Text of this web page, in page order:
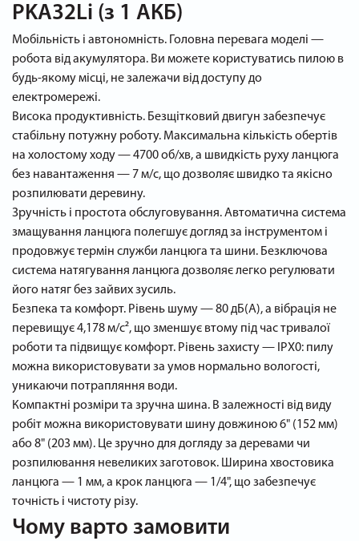
PKA32Li (з 1 АКБ)
Мобільність і автономність. Головна перевага моделі —
робота від акумулятора. Ви можете користуватись пилою в
будь-якому місці, не залежачи від доступу до
електромережі.
Висока продуктивність. Безщітковий двигун забезпечує
стабільну потужну роботу. Максимальна кількість обертів
на холостому ходу — 4700 об/хв, а швидкість руху ланцюга
без навантаження — 7 м/с, що дозволяє швидко та якісно
розпилювати деревину.
Зручність і простота обслуговування. Автоматична система
змащування ланцюга полегшує догляд за інструментом і
продовжує термін служби ланцюга та шини. Безключова
система натягування ланцюга дозволяє легко регулювати
його натяг без зайвих зусиль.
Безпека та комфорт. Рівень шуму — 80 дБ(А), а вібрація не
перевищує 4,178 м/с², що зменшує втому під час тривалої
роботи та підвищує комфорт. Рівень захисту — IPX0: пилу
можна використовувати за умов нормально вологості,
уникаючи потрапляння води.
Компактні розміри та зручна шина. В залежності від виду
робіт можна використовувати шину довжиною 6" (152 мм)
або 8" (203 мм). Це зручно для догляду за деревами чи
розпилювання невеликих заготовок. Ширина хвостовика
ланцюга — 1 мм, а крок ланцюга — 1/4", що забезпечує
точність і чистоту різу.
Чому варто замовити